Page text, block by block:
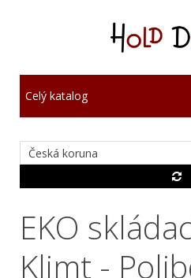
Celý katalog
EKO
Klimt -